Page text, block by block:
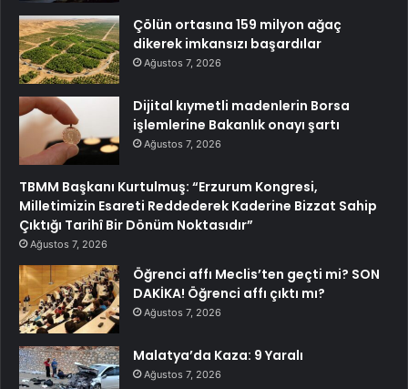
Çölün ortasına 159 milyon ağaç
dikerek imkansızı başardılar
Ağustos 7, 2026
Dijital kıymetli madenlerin Borsa
işlemlerine Bakanlık onayı şartı
Ağustos 7, 2026
TBMM Başkanı Kurtulmuş: “Erzurum Kongresi,
Milletimizin Esareti Reddederek Kaderine Bizzat Sahip
Çıktığı Tarihî Bir Dönüm Noktasıdır”
Ağustos 7, 2026
Öğrenci affı Meclis’ten geçti mi? SON
DAKİKA! Öğrenci affı çıktı mı?
Ağustos 7, 2026
Malatya’da Kaza: 9 Yaralı
Ağustos 7, 2026